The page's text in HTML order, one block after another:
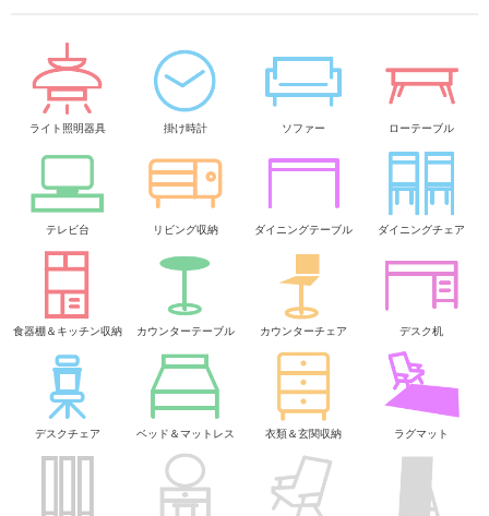
ライト照明器具 掛け時計 ソファー ローテーブル
テレビ台 リビング収納 ダイニングテーブル ダイニングチェア
食器棚＆キッチン収納 カウンターテーブル カウンターチェア デスク机
デスクチェア ベッド＆マットレス 衣類＆玄関収納 ラグマット